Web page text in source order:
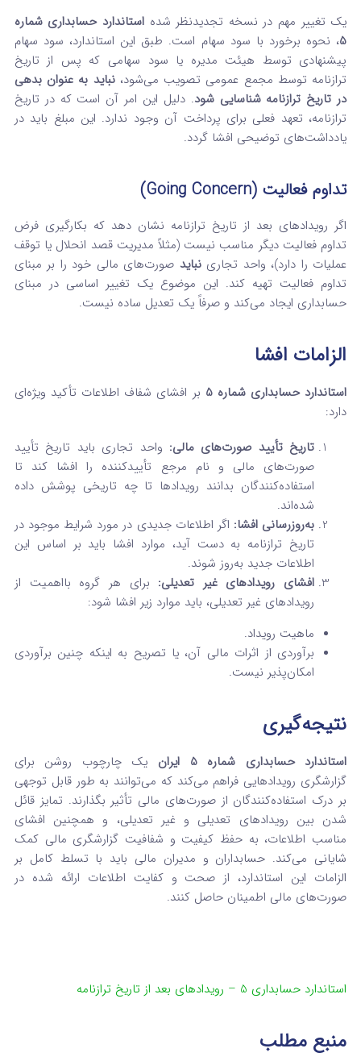
یک تغییر مهم در نسخه تجدیدنظر شده استاندارد حسابداری شماره
5، نحوه برخورد با سود سهام است. طبق این استاندارد، سود سهام
پیشنهادی توسط هیئت مدیره یا سود سهامی که پس از تاریخ
ترازنامه توسط مجمع عمومی تصویب می‌شود،نباید به عنوان بدهی
در تاریخ ترازنامه شناسایی شود. دلیل این امر آن است که در تاریخ
ترازنامه، تعهد فعلی برای پرداخت آن وجود ندارد. این مبلغ باید در
یادداشت‌های توضیحی افشا گردد.
تداوم فعالیت (Going Concern)
اگر رویدادهای بعد از تاریخ ترازنامه نشان دهد که بکارگیری فرض
تداوم فعالیت دیگر مناسب نیست (مثلاً مدیریت قصد انحلال یا توقف
عملیات را دارد)، واحد تجارینباید صورت‌های مالی خود را بر مبنای
تداوم فعالیت تهیه کند. این موضوع یک تغییر اساسی در مبنای
حسابداری ایجاد می‌کند و صرفاً یک تعدیل ساده نیست.
الزامات افشا
استاندارد حسابداری شماره 5
بر افشای شفاف اطلاعات تأکید ویژه‌ای
دارد:
تاریخ تأیید صورت‌های مالی: واحد تجاری باید تاریخ تأیید
صورت‌های مالی و نام مرجع تأییدکننده را افشا کند تا
استفاده‌کنندگان بدانند رویدادها تا چه تاریخی پوشش داده
شده‌اند.
به‌روزرسانی افشا: اگر اطلاعات جدیدی در مورد شرایط موجود در
تاریخ ترازنامه به دست آید، موارد افشا باید بر اساس این
اطلاعات جدید به‌روز شوند.
افشای رویدادهای غیر تعدیلی: برای هر گروه بااهمیت از
رویدادهای غیر تعدیلی، باید موارد زیر افشا شود:
ماهیت رویداد.
برآوردی از اثرات مالی آن، یا تصریح به اینکه چنین برآوردی
امکان‌پذیر نیست.
نتیجه‌گیری
استاندارد حسابداری شماره 5 ایران
یک چارچوب روشن برای
گزارشگری رویدادهایی فراهم می‌کند که می‌توانند به طور قابل توجهی
بر درک استفاده‌کنندگان از صورت‌های مالی تأثیر بگذارند. تمایز قائل
شدن بین رویدادهای تعدیلی و غیر تعدیلی، و همچنین افشای
مناسب اطلاعات، به حفظ کیفیت و شفافیت گزارشگری مالی کمک
شایانی می‌کند. حسابداران و مدیران مالی باید با تسلط کامل بر
الزامات این استاندارد، از صحت و کفایت اطلاعات ارائه شده در
صورت‌های مالی اطمینان حاصل کنند.
استاندارد حسابداری 5 – رویدادهای بعد از تاریخ ترازنامه
منبع مطلب